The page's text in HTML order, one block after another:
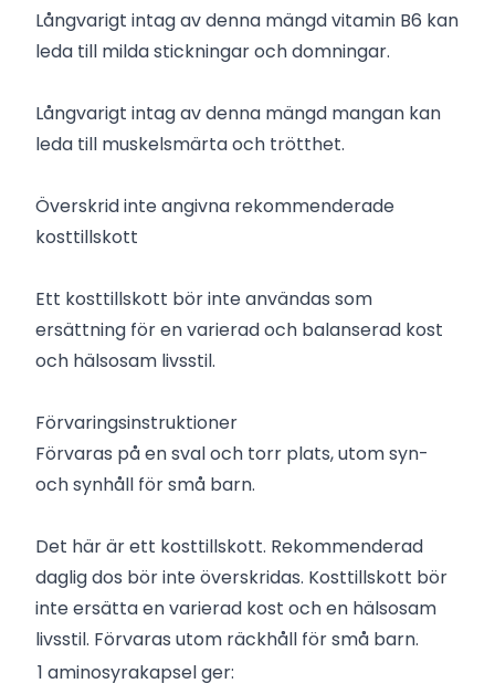
Långvarigt intag av denna mängd vitamin B6 kan
leda till milda stickningar och domningar.
Långvarigt intag av denna mängd mangan kan
leda till muskelsmärta och trötthet.
Överskrid inte angivna rekommenderade
kosttillskott
Ett kosttillskott bör inte användas som
ersättning för en varierad och balanserad kost
och hälsosam livsstil.
Förvaringsinstruktioner
Förvaras på en sval och torr plats, utom syn-
och synhåll för små barn.
Det här är ett kosttillskott. Rekommenderad
daglig dos bör inte överskridas. Kosttillskott bör
inte ersätta en varierad kost och en hälsosam
livsstil. Förvaras utom räckhåll för små barn.
1 aminosyrakapsel ger: